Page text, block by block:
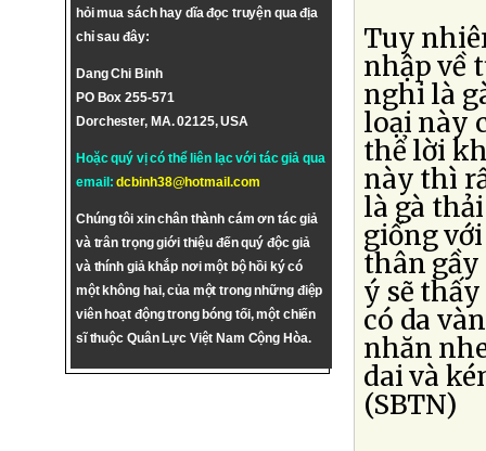
hỏi mua sách hay dĩa đọc truyện qua địa
chỉ sau đây:
Dang Chi Binh
PO Box 255-571
Dorchester, MA. 02125, USA
Hoặc quý vị có thể liên lạc với tác giả qua
email:dcbinh38@hotmail.com
Chúng tôi xin chân thành cám ơn tác giả
và trân trọng giới thiệu đến quý độc giả
và thính giả khắp nơi một bộ hồi ký có
một không hai, của một trong những điệp
viên hoạt động trong bóng tối, một chiến
sĩ thuộc Quân Lực Việt Nam Cộng Hòa.
Tuy
nhập về
nghi là
loại này
thể lời
này thì
là gà
giống
thân gầy
ý sẽ
có da
nhăn
dai và
(SBTN)